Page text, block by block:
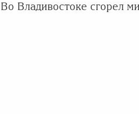
Во Владивостоке сгорел